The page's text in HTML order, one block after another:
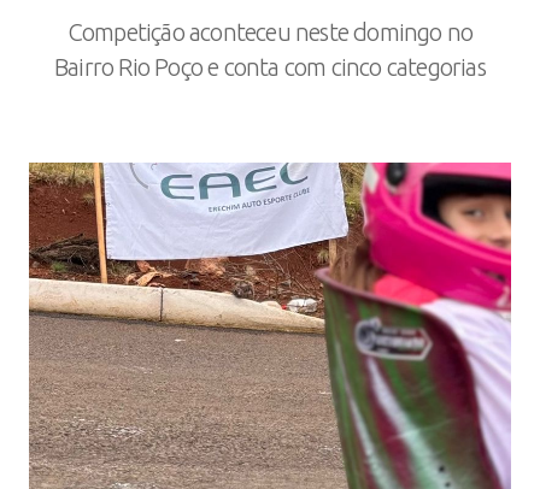
Competição aconteceu neste domingo no
Bairro Rio Poço e conta com cinco categorias